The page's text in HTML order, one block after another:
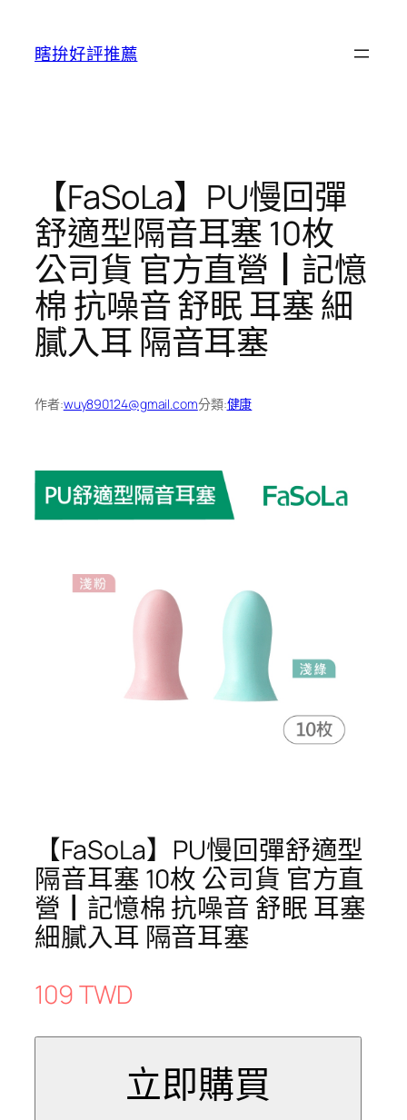
瞎拚好評推薦
【FaSoLa】PU慢回彈
舒適型隔音耳塞 10枚
公司貨 官方直營┃記憶
棉 抗噪音 舒眠 耳塞 細
膩入耳 隔音耳塞
作者:wuy890124@gmail.com分類:健康
【FaSoLa】PU慢回彈舒適型
隔音耳塞 10枚 公司貨 官方直
營┃記憶棉 抗噪音 舒眠 耳塞
細膩入耳 隔音耳塞
109 TWD